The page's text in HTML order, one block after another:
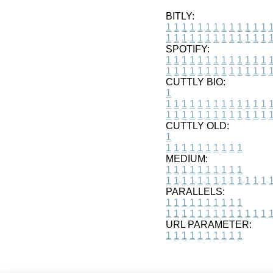
BITLY:
1 1 1 1 1 1 1 1 1 1 1 1 1 1
1 1 1 1 1 1 1 1 1 1 1 1 1 1
SPOTIFY:
1 1 1 1 1 1 1 1 1 1 1 1 1 1
1 1 1 1 1 1 1 1 1 1 1 1 1 1
CUTTLY BIO:
1
1 1 1 1 1 1 1 1 1 1 1 1 1 1
1 1 1 1 1 1 1 1 1 1 1 1 1 1
CUTTLY OLD:
1
1 1 1 1 1 1 1 1 1 1
MEDIUM:
1 1 1 1 1 1 1 1 1 1
1 1 1 1 1 1 1 1 1 1 1 1 1 1
PARALLELS:
1 1 1 1 1 1 1 1 1 1
1 1 1 1 1 1 1 1 1 1 1 1 1 1
URL PARAMETER:
1 1 1 1 1 1 1 1 1 1